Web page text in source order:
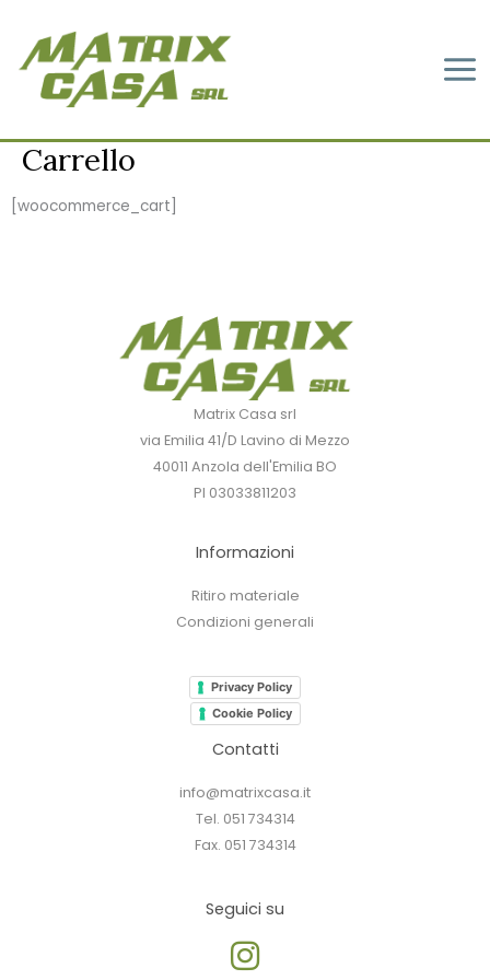
contenuto
Carrello
[woocommerce_cart]
Matrix Casa srl
via Emilia 41/D Lavino di Mezzo
40011 Anzola dell'Emilia BO
PI 03033811203
Informazioni
Ritiro materiale
Condizioni generali
Privacy Policy
Cookie Policy
Contatti
info@matrixcasa.it
Tel. 051 734314
Fax. 051 734314
Seguici su